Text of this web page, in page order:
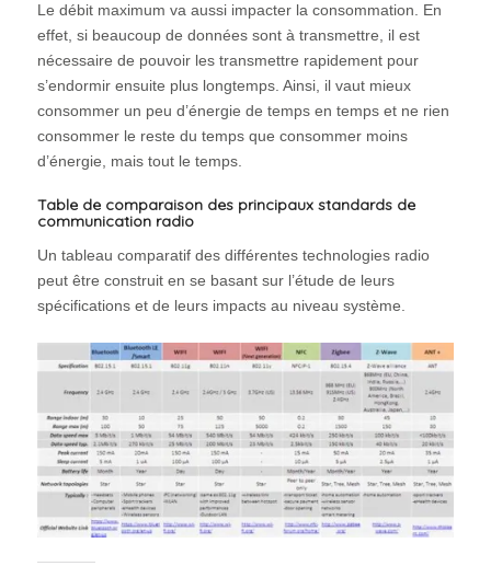
Le débit maximum va aussi impacter la consommation. En
effet, si beaucoup de données sont à transmettre, il est
nécessaire de pouvoir les transmettre rapidement pour
s’endormir ensuite plus longtemps. Ainsi, il vaut mieux
consommer un peu d’énergie de temps en temps et ne rien
consommer le reste du temps que consommer moins
d’énergie, mais tout le temps.
Table de comparaison des principaux standards de
communication radio
Un tableau comparatif des différentes technologies radio
peut être construit en se basant sur l’étude de leurs
spécifications et de leurs impacts au niveau système.